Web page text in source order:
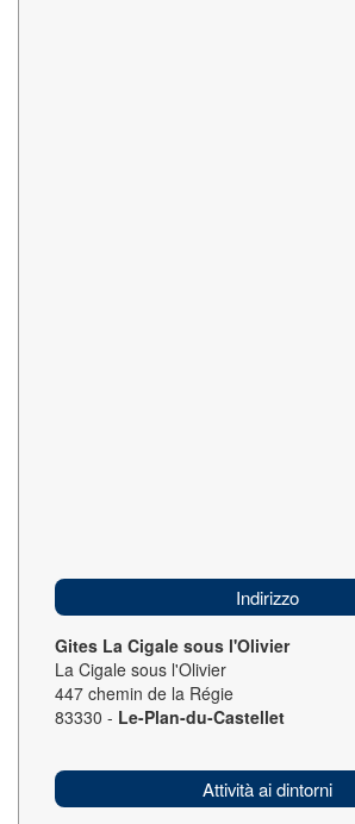
Indirizzo
Gites La Cigale sous l'Olivier
La Cigale sous l'Olivier
447 chemin de la Régie
83330 - Le-Plan-du-Castellet
Attività ai dintorni